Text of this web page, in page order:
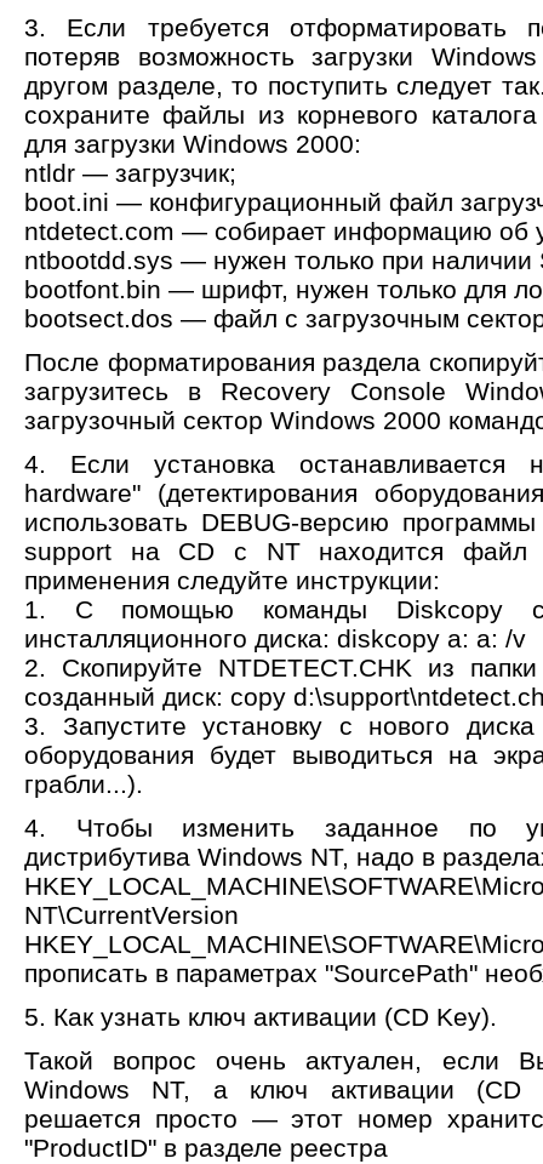
3. Если требуется отформатировать
потеряв возможность загрузки
другом разделе, то поступить следует
сохраните файлы из корневого
для загрузки Windows 2000:
ntldr — загрузчик;
boot.ini — конфигурационный файл
ntdetect.com — собирает информацию об
ntbootdd.sys — нужен только при наличии
bootfont.bin — шрифт, нужен только для
bootsect.dos — файл с загрузочным
После форматирования раздела
загрузитесь в Recovery Console
загрузочный сектор Windows 2000
4. Если установка
hardware" (детектирования
использовать DEBUG-версию
support на CD с NT находится файл
применения следуйте инструкции:
1. С помощью команды Diskcopy
инсталляционного диска: diskcopy a: a: /v
2. Скопируйте NTDETECT.CHK из
созданный диск: copy
3. Запустите установку с нового
оборудования будет выводиться на
грабли...).
4. Чтобы изменить заданное по
дистрибутива Windows NT, надо в
NT\CurrentVersion
прописать в параметрах "SourcePath"
5. Как узнать ключ активации (CD Key).
Такой вопрос очень актуален, если
Windows NT, а ключ активации (CD
решается просто — этот номер
"ProductID" в разделе реестра